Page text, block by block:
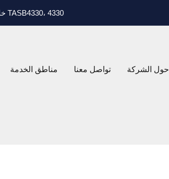
TASB4330، 4330 خارجه ابن عمرو، 7420، الحوية، الطائف 26576
حول الشركة تواصل معنا مناطق الخدمة